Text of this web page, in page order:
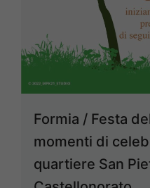
Formia / Festa
momenti di
quartiere San